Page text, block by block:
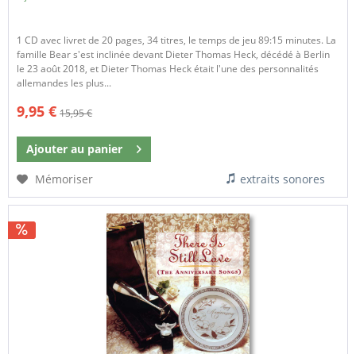
1 CD avec livret de 20 pages, 34 titres, le temps de jeu 89:15 minutes. La
famille Bear s'est inclinée devant Dieter Thomas Heck, décédé à Berlin
le 23 août 2018, et Dieter Thomas Heck était l'une des personnalités
allemandes les plus...
9,95 € 15,95 €
Ajouter au panier
Mémoriser
extraits sonores